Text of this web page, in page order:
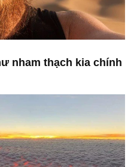
nham thạch kia chính